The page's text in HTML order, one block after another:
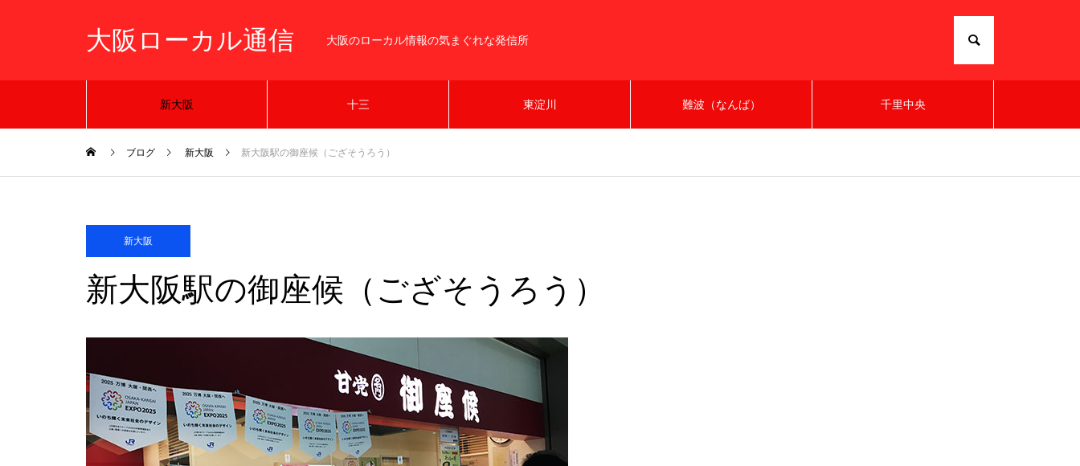
大阪ローカル通信 大阪のローカル情報の気まぐれな発信所
新大阪 十三 東淀川 難波（なんば） 千里中央
ブログ 新大阪 新大阪駅の御座候（ござそうろう）
新大阪
新大阪駅の御座候（ござそうろう）